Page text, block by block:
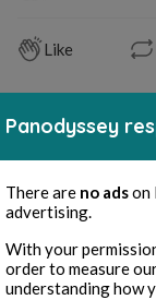
Like
Intellectual
© Cover
jalousie /
© Author's
David
Panodyssey
There are no adson
advertising.
With your
order to measure
understanding how